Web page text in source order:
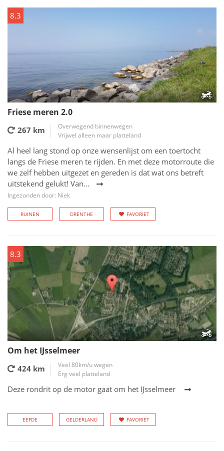
8.3
Friese meren 2.0
267 km
Overwegend binnenwegen
Vrijwel alleen maar platteland
Al heel lang stond op onze wensenlijst om een toertocht
langs de Friese meren te rijden. En met deze motorroute die
we zelf hebben uitgezet en gereden is dat wat ons betreft
uitstekend gelukt! Van...
Ingezonden door: Niek
RUINEN DRENTHE FAVORIET
8.3
Om het IJsselmeer
424 km
Veel 80km/u wegen
Erg veel platteland
Deze rondrit op de motor gaat om het IJsselmeer
EEFDE GELDERLAND FAVORIET